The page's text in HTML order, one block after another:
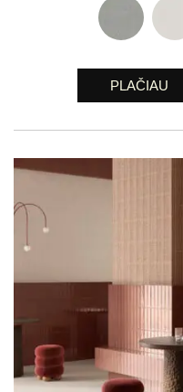
PLAČIAU